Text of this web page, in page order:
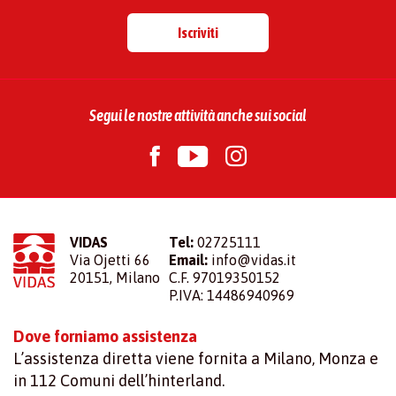
Iscriviti
Segui le nostre attività anche sui social
VIDAS
Via Ojetti 66
20151, Milano
Tel: 02725111
Email: info@vidas.it
C.F. 97019350152
P.IVA: 14486940969
Dove forniamo assistenza
L’assistenza diretta viene fornita a Milano, Monza e
in 112 Comuni dell’hinterland.